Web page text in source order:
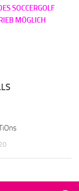
SOCCERGOLF
MÖGLICH